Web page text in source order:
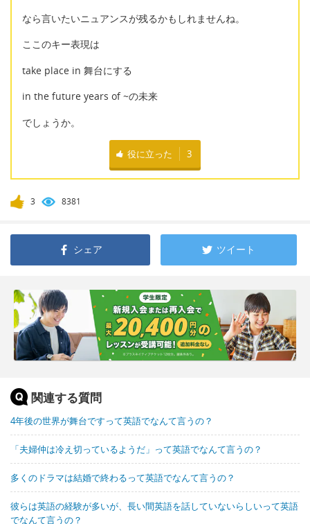
なら言いたいニュアンスが残るかもしれませんね。
ここのキー表現は
take place in 舞台にする
in the future years of ~の未来
でしょうか。
役に立った 3
3 8381
シェア ツイート
関連する質問
4年後の世界が舞台ですって英語でなんて言うの？
「夫婦仲は冷え切っているようだ」って英語でなんて言うの？
多くのドラマは結婚で終わるって英語でなんて言うの？
彼らは英語の経験が多いが、長い間英語を話していないらしいって英語
でなんて言うの？